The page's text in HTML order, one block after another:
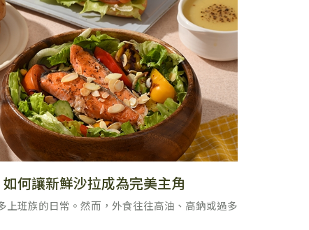
何讓新鮮沙拉成為完美主角
上班族的日常。然而，外食往往高油、高鈉或過多